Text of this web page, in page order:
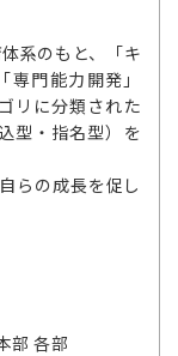
系のもと、「キ
門能力開発」
リに分類された
型・指名型）を
らの成長を促し
部 各部